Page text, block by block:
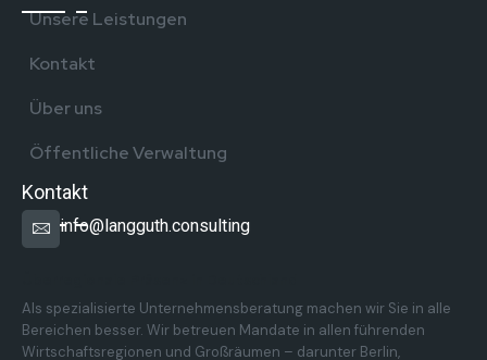
Unsere Leistungen
Kontakt
Über uns
Öffentliche Verwaltung
Kontakt
info@langguth.consulting
Als spezialisierte Unternehmensberatung machen wir Sie in alle
Bereichen besser. Wir betreuen Mandate in allen führenden
Wirtschaftsregionen und Großräumen – darunter Berlin,